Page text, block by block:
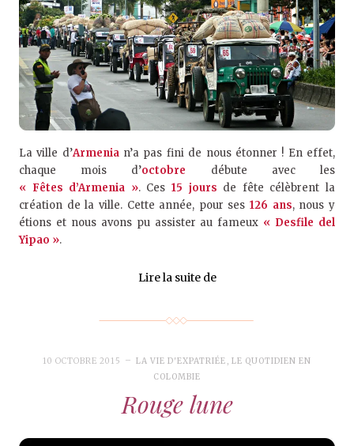
La ville d’Armenian’a pas fini de nous étonner ! En effet,
chaque mois d’octobre débute avec les
« Fêtes d’Armenia ». Ces15 jours de fête célèbrent la
création de la ville. Cette année, pour ses126 ans, nous y
étions et nous avons pu assister au fameux « Desfile del
Yipao ».
Lire la suite de
10 OCTOBRE 2015 LA VIE D'EXPATRIÉE , LE QUOTIDIEN EN
COLOMBIE
Rouge lune